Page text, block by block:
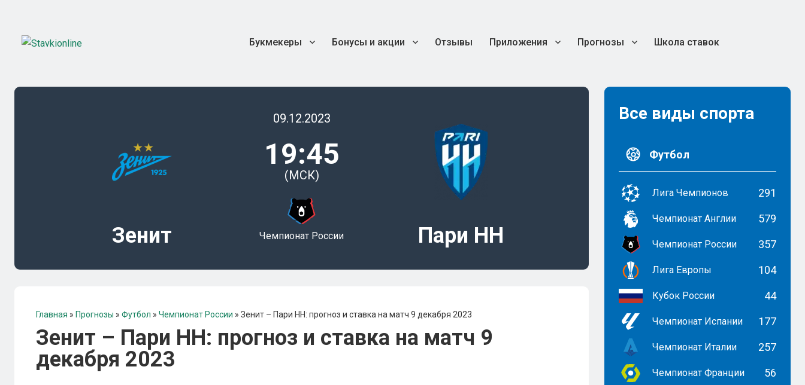
Букмекеры Бонусы и акции Отзывы Приложения Прогнозы Школа ставок
Зенит
09.12.2023
19:45
(МСК)
Чемпионат России Пари НН
Главная » Прогнозы » Футбол » Чемпионат России » Зенит – Пари НН: прогноз и ставка на матч 9 декабря 2023
Зенит – Пари НН: прогноз и ставка на матч 9
декабря 2023
Все виды спорта
Футбол
Лига Чемпионов 291
Чемпионат Англии 579
Чемпионат России 357
Лига Европы 104
Кубок России 44
Чемпионат Испании 177
Чемпионат Италии 257
Чемпионат Франции 56